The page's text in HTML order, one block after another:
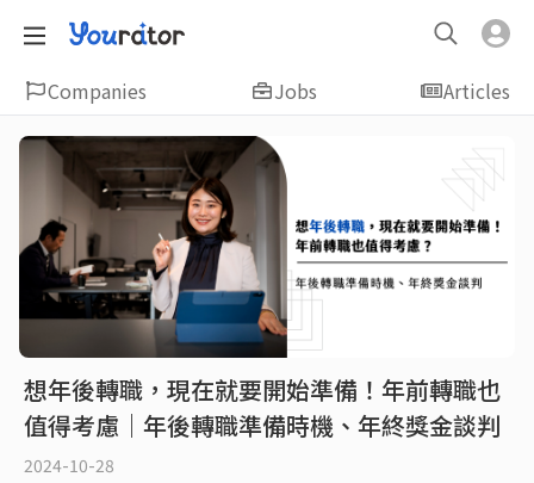
Companies Jobs Articles
想年後轉職，現在就要開始準備！年前轉職也
值得考慮｜年後轉職準備時機、年終獎金談判
2024-10-28